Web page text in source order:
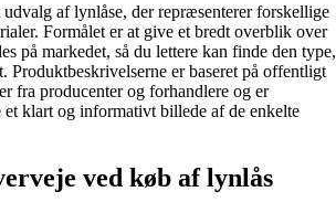
af lynlåse, der repræsenterer forskellige
Formålet er at give et bredt overblik over
på markedet, så du lettere kan finde den type,
Produktbeskrivelserne er baseret på offentligt
fra producenter og forhandlere og er
et klart og informativt billede af de enkelte
ved køb af lynlås